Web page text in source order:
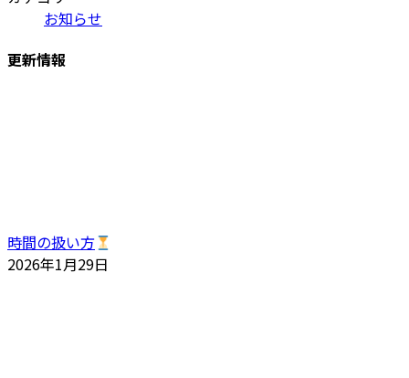
お知らせ
更新情報
時間の扱い方
2026年1月29日